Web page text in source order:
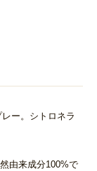
ー。シトロネラ
由来成分100%で